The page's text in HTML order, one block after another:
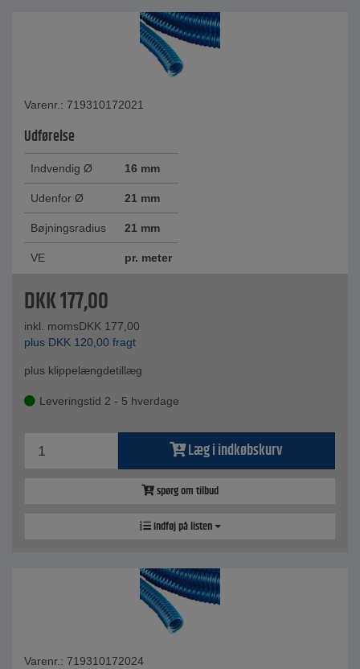
Varenr.: 719310172021
Udførelse
Indvendig Ø 16 mm
Udenfor Ø 21 mm
Bøjningsradius 21 mm
VE pr. meter
DKK177,00
inkl. momsDKK 177,00
plus DKK 120,00 fragt
plus klippelængdetillæg
Leveringstid 2 - 5 hverdage
Læg i indkøbskurv
spørg om tilbud
Indføj på listen
Varenr.: 719310172024